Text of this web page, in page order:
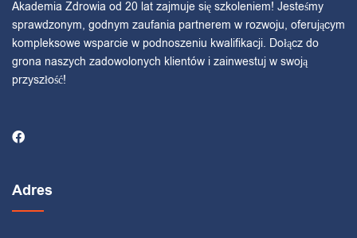
Akademia Zdrowia od 20 lat zajmuje się szkoleniem! Jesteśmy
sprawdzonym, godnym zaufania partnerem w rozwoju, oferującym
kompleksowe wsparcie w podnoszeniu kwalifikacji. Dołącz do
grona naszych zadowolonych klientów i zainwestuj w swoją
przyszłość!
Adres